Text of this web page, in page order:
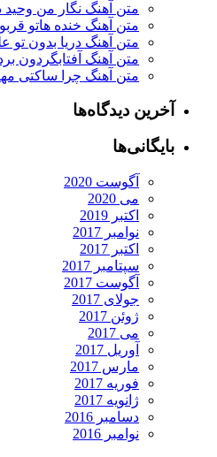
متن آهنگ نگار من وحید
متن آهنگ خنده هاتو
متن آهنگ دریا بدون تو
متن آهنگ آفتابگردون
متن آهنگ چرا ساکتی
آخرین دیدگاه‌ها
بایگانی‌ها
آگوست 2020
می 2020
اکتبر 2019
نوامبر 2017
اکتبر 2017
سپتامبر 2017
آگوست 2017
جولای 2017
ژوئن 2017
می 2017
آوریل 2017
مارس 2017
فوریه 2017
ژانویه 2017
دسامبر 2016
نوامبر 2016